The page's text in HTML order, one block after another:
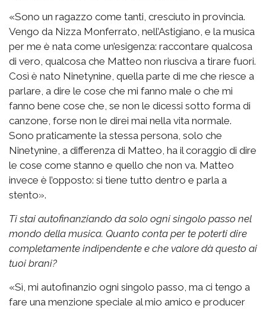
«Sono un ragazzo come tanti, cresciuto in provincia.
Vengo da Nizza Monferrato, nell’Astigiano, e la musica
per me è nata come un’esigenza: raccontare qualcosa
di vero, qualcosa che Matteo non riusciva a tirare fuori.
Così è nato Ninetynine, quella parte di me che riesce a
parlare, a dire le cose che mi fanno male o che mi
fanno bene cose che, se non le dicessi sotto forma di
canzone, forse non le direi mai nella vita normale.
Sono praticamente la stessa persona, solo che
Ninetynine, a differenza di Matteo, ha il coraggio di dire
le cose come stanno e quello che non va. Matteo
invece è l’opposto: si tiene tutto dentro e parla a
stento».
Ti stai autofinanziando da solo ogni singolo passo nel
mondo della musica. Quanto conta per te poterti dire
completamente indipendente e che valore dà questo ai
tuoi brani?
«Sì, mi autofinanzio ogni singolo passo, ma ci tengo a
fare una menzione speciale al mio amico e producer